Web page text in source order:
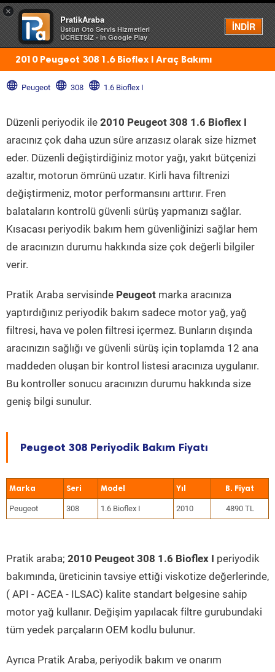
×
PratikAraba
Üstün Oto Servis Hizmetleri
ÜCRETSİZ - In Google Play
İNDİR
Menü
2010 Peugeot 308 1.6 Bioflex I Araç Bakımı
Peugeot 308 1.6 Bioflex I
Düzenli periyodik ile 2010 Peugeot 308 1.6 Bioflex I
aracınız çok daha uzun süre arızasız olarak size hizmet
eder. Düzenli değiştirdiğiniz motor yağı, yakıt bütçenizi
azaltır, motorun ömrünü uzatır. Kirli hava filtrenizi
değiştirmeniz, motor performansını arttırır. Fren
balataların kontrolü güvenli sürüş yapmanızı sağlar.
Kısacası periyodik bakım hem güvenliğinizi sağlar hem
de aracınızın durumu hakkında size çok değerli bilgiler
verir.
Pratik Araba servisinde Peugeot marka aracınıza
yaptırdığınız periyodik bakım sadece motor yağ, yağ
filtresi, hava ve polen filtresi içermez. Bunların dışında
aracınızın sağlığı ve güvenli sürüş için toplamda 12 ana
maddeden oluşan bir kontrol listesi aracınıza uygulanır.
Bu kontroller sonucu aracınızın durumu hakkında size
geniş bilgi sunulur.
Peugeot 308 Periyodik Bakım Fiyatı
Marka Seri Model Yıl
Peugeot 308 1.6 Bioflex I 2010 4890 TL
Pratik araba; 2010 Peugeot 308 1.6 Bioflex I periyodik
bakımında, üreticinin tavsiye ettiği viskotize değerlerinde,
( API - ACEA - ILSAC) kalite standart belgesine sahip
motor yağ kullanır. Değişim yapılacak filtre gurubundaki
tüm yedek parçaların OEM kodlu bulunur.
Ayrıca Pratik Araba, periyodik bakım ve onarım